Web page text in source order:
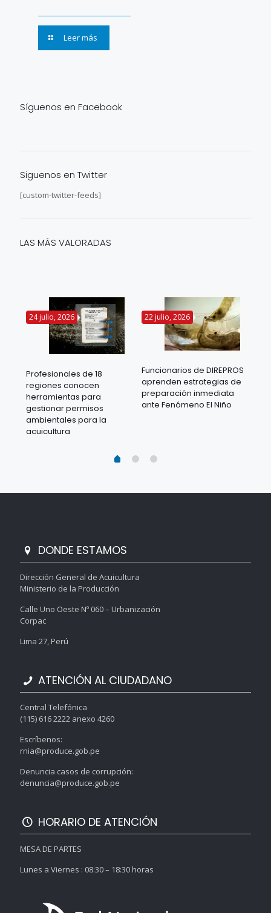
Leer más
Síguenos en Facebook
Siguenos en Twitter
[custom-twitter-feeds]
LAS MÁS VALORADAS
24 julio, 2026
Profesionales de 18
regiones conocen
herramientas para
gestionar permisos
ambientales para la
acuicultura
22 julio, 2026
Funcionarios de DIREPROS
aprenden estrategias de
preparación inmediata
ante Fenómeno El Niño
DONDE ESTAMOS
Dirección General de Acuicultura
Ministerio de la Producción
Calle Uno Oeste Nº 060 – Urbanización
Corpac
Lima 27, Perú
ATENCIÓN AL CIUDADANO
Central Telefónica
(115) 616 2222 anexo 4260
Escríbenos:
rnia@produce.gob.pe
Denuncia casos de corrupción:
denuncia@produce.gob.pe
HORARIO DE ATENCIÓN
MESA DE PARTES
Lunes a Viernes : 08:30 – 18:30 horas